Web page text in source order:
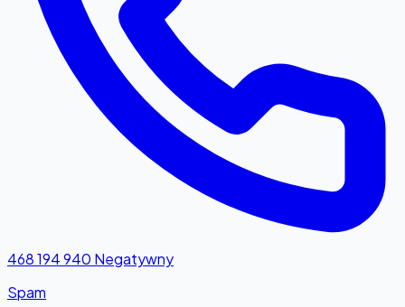
468 194 940 Negatywny
Spam